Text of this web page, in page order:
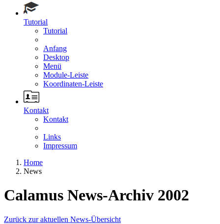
Tutorial
Tutorial
Anfang
Desktop
Menü
Module-Leiste
Koordinaten-Leiste
Kontakt
Kontakt
Links
Impressum
Home
News
Calamus News-Archiv 2002
Zurück zur aktuellen News-Übersicht